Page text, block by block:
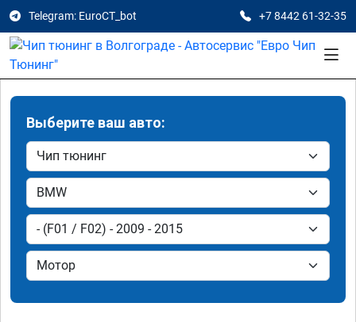
Telegram: EuroCT_bot +7 8442 61-32-35
Выберите ваш авто: